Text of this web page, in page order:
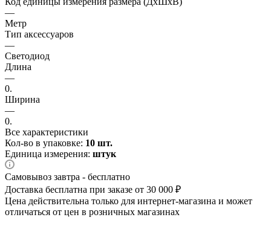
—
Метр
Тип аксессуаров
—
Светодиод
Длина
—
0.
Ширина
—
0.
Все характеристики
Кол-во в упаковке: 10 шт.
Единица измерения: штук
Самовывоз завтра - бесплатно
Доставка бесплатна при заказе от 30 000 ₽
Цена действительна только для интернет-магазина и может
отличаться от цен в розничных магазинах